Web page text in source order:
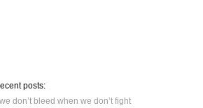
posts:
we don’t bleed when we don’t fight